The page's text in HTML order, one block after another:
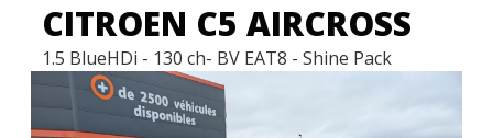
CITROEN C5 AIRCROSS
1.5 BlueHDi - 130 ch- BV EAT8 - Shine Pack